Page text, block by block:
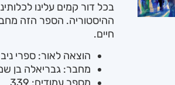
בכל דור קמים עלינו
ההיסטוריה. הספר הזה
חיים.
הוצאה לאור: ספרי ניב
מחבר: גבריאלה בן